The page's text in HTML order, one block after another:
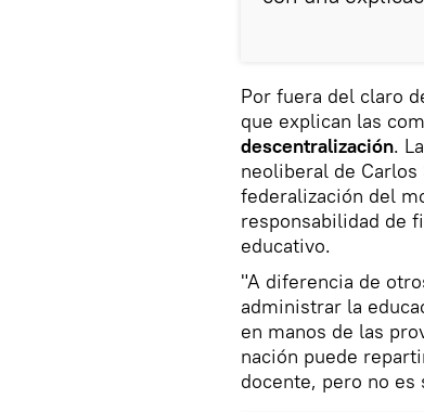
Por fuera del claro
que explican las
descentralización.
neoliberal de
federalización del
responsabilidad de
educativo.
"A diferencia de
administrar la
en manos de las
nación puede
docente, pero no